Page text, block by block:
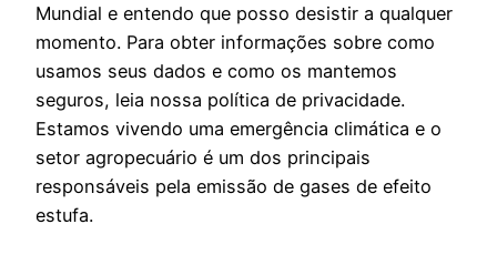
Mundial e entendo que posso desistir a qualquer
momento. Para obter informações sobre como
usamos seus dados e como os mantemos
seguros, leia nossa política de privacidade.
Estamos vivendo uma emergência climática e o
setor agropecuário é um dos principais
responsáveis pela emissão de gases de efeito
estufa.